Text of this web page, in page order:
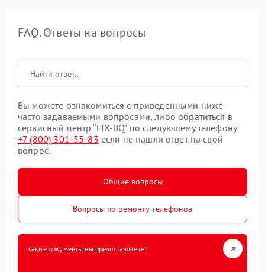
FAQ. Ответы на вопросы
Вы можете ознакомиться с приведенными ниже
часто задаваемыми вопросами, либо обратиться в
сервисный центр “FIX-BQ” по следующему телефону
+7 (800) 301-55-83 если не нашли ответ на свой
вопрос.
Общие вопросы
Вопросы по ремонту телефонов
Какие документы вы предоставляете?